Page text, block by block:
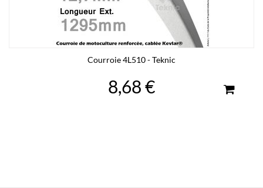
Courroie 4L510 - Teknic
8,68 €